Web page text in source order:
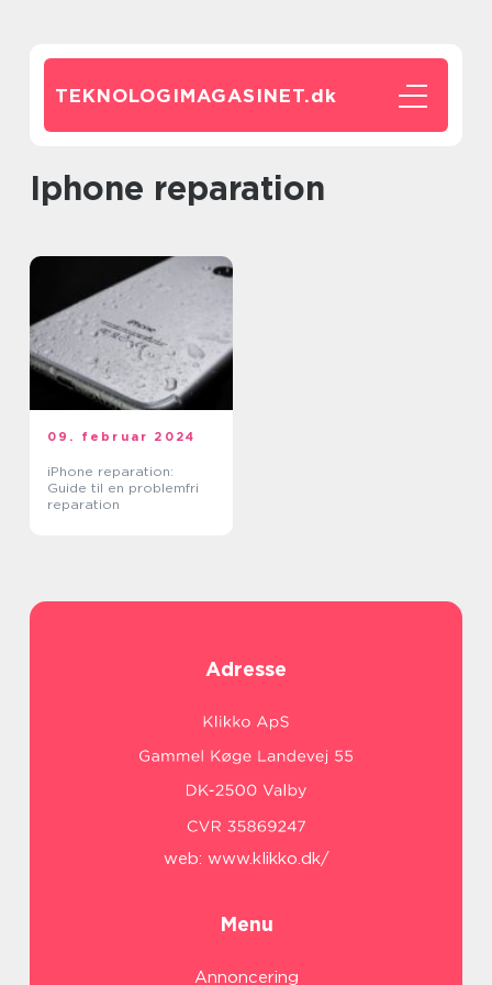
TEKNOLOGIMAGASINET.dk
iphone reparation
09. februar 2024
iPhone reparation:
Guide til en problemfri
reparation
Adresse
web: www.klikko.dk/
Menu
Annoncering